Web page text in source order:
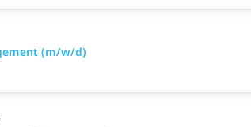
(m/w/d)